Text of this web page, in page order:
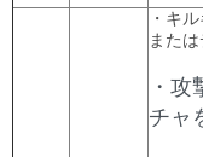
・キ
また
・
チャ